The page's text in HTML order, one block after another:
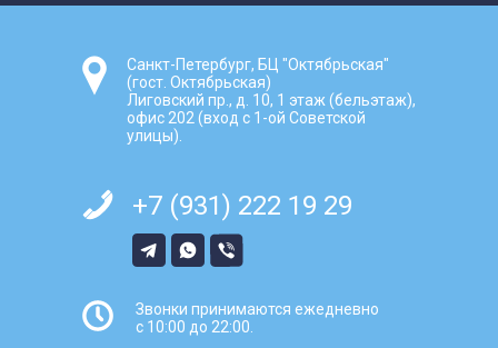
Санкт-Петербург, БЦ "Октябрьская"
(гост. Октябрьская)
Лиговский пр., д. 10, 1 этаж (бельэтаж),
офис 202 (вход с 1-ой Советской
улицы).
+7 (931) 222 19 29
Звонки принимаются ежедневно
с 10:00 до 22:00.